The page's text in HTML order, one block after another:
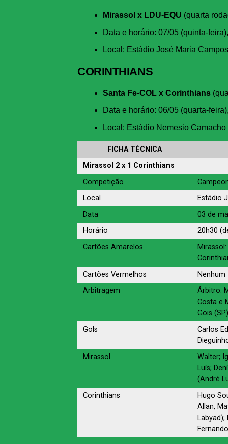
Mirassol x LDU-EQU (quarta
Data e horário: 07/05 (quinta-
Local: Estádio José Maria
CORINTHIANS
Santa Fe-COL x Corinthians
Data e horário: 06/05 (quarta-
Local: Estádio Nemesio
FICHA TÉCNICA
Mirassol 2 x 1 Corinthians
Competição
Local
Estádio
Data
03 de
Horário
20h30
Cartões Amarelos
Cartões Vermelhos
Nenhum
Arbitragem
Árbitro:
Costa e
Gois (SP)
Gols
Carlos
Mirassol
Walter;
Luís;
(André
Corinthians
Hugo
Allan,